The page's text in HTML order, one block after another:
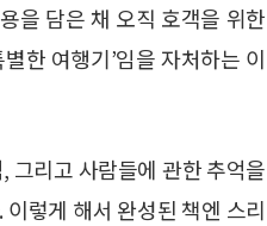
을 담은 채 오직 호객을 위한
한 여행기’임을 자처하는 이
그리고 사람들에 관한 추억을
렇게 해서 완성된 책엔 스리